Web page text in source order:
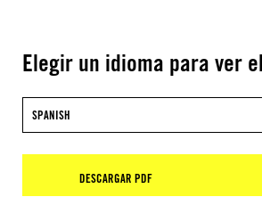
Elegir un idioma para ver
SPANISH
DESCARGAR PDF